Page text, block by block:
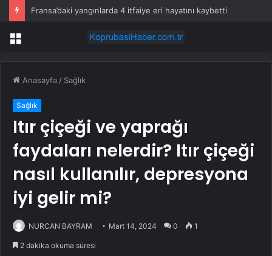
Fransa’daki yangınlarda 4 itfaiye eri hayatını kaybetti
Menü
Anasayfa / Sağlık
Sağlık
Itır çiçeği ve yaprağı
faydaları nelerdir? Itır çiçeği
nasıl kullanılır, depresyona
iyi gelir mi?
NURCAN BAYRAM Mart 14, 2024 0 1
2 dakika okuma süresi